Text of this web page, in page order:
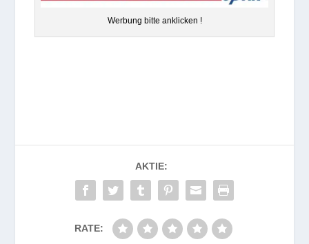
Wer­bung bitte anklicken !
AKTIE:
RATE: